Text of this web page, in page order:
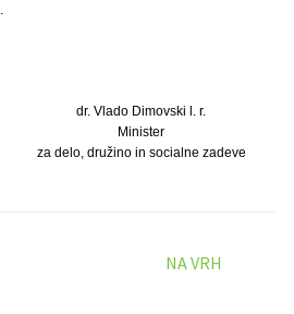
dr. Vlado Dimovski l. r.
Minister
za delo, družino in socialne zadeve
NA VRH